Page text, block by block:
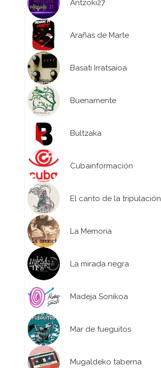
Antzoki27
Arañas de Marte
Basati Irratsaioa
Buenamente
Bultzaka
Cubainformación
El canto de la tripulación
La Memoria
La mirada negra
Madeja Sonikoa
Mar de fueguitos
Mugaldeko taberna